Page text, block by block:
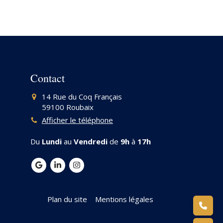
Contact
14 Rue du Coq Français
59100 Roubaix
Afficher le téléphone
Du Lundi au Vendredi de 9h à 17h
Plan du site
Mentions légales